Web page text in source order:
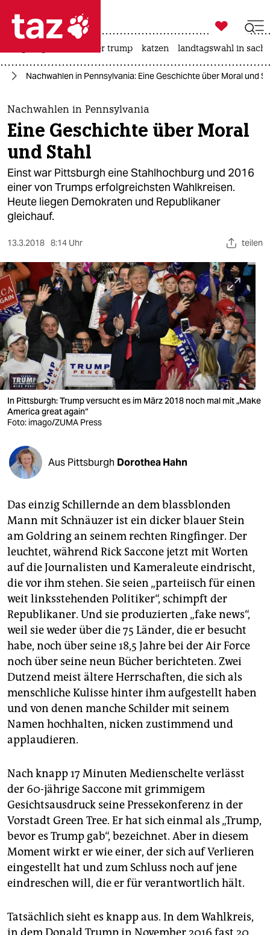
 taz zahl ich
taz zahl ich
themen
politik
öko
gesellschaft
kultur
sport
berlin
nord
wahrheit
verlag
verlag
veranstaltungen
shop
fragen & hilfe
unterstützen
genossenschaft
epaper login

taz zahl ich
usa unter trump katzen landtagswahl in
Nachwahlen in Pennsylvania: Eine Geschichte über Moral und
Nachwahlen in Pennsylvania
Eine Geschichte über Moral
und Stahl
Einst war Pittsburgh eine Stahlhochburg und 2016
einer von Trumps erfolgreichsten Wahlkreisen.
Heute liegen Demokraten und Republikaner
gleichauf.
13.3.2018 8:14 Uhr teilen
In Pittsburgh: Trump versucht es im März 2018 noch mal mit „Make
America great again“
Foto: imago/ZUMA Press
Aus Pittsburgh Dorothea Hahn
Das einzig Schillernde an dem blassblonden
Mann mit Schnäuzer ist ein dicker blauer Stein
am Goldring an seinem rechten Ringfinger. Der
leuchtet, während Rick Saccone jetzt mit Worten
auf die Journalisten und Kameraleute eindrischt,
die vor ihm stehen. Sie seien „parteiisch für einen
weit linksstehenden Politiker“, schimpft der
Republikaner. Und sie produzierten „fake news“,
weil sie weder über die 75 Länder, die er besucht
habe, noch über seine 18,5 Jahre bei der Air Force
noch über seine neun Bücher berichteten. Zwei
Dutzend meist ältere Herrschaften, die sich als
menschliche Kulisse hinter ihm aufgestellt haben
und von denen manche Schilder mit seinem
Namen hochhalten, nicken zustimmend und
applaudieren.
Nach knapp 17 Minuten Medienschelte verlässt
der 60-jährige Saccone mit grimmigem
Gesichtsausdruck seine Pressekonferenz in der
Vorstadt Green Tree. Er hat sich einmal als „Trump,
bevor es Trump gab“, bezeichnet. Aber in diesem
Moment wirkt er wie einer, der sich auf Verlieren
eingestellt hat und zum Schluss noch auf jene
eindreschen will, die er für verantwortlich hält.
Tatsächlich sieht es knapp aus. In dem Wahlkreis,